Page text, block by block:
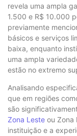
revela uma ampla
1.500 e R$ 10.000
previamente
básicos e serviços
baixa, enquanto
uma ampla
estão no extremo
Analisando
que em regiões
são
Zona Leste ou Zona
instituição e a